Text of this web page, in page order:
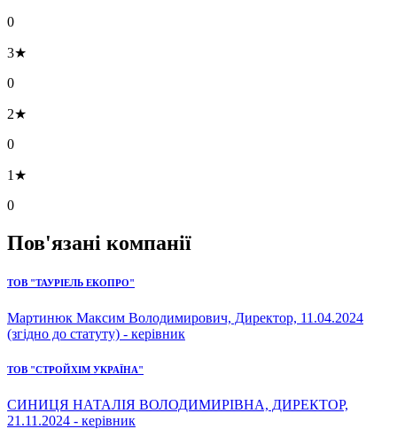
0
3★
0
2★
0
1★
0
Пов'язані компанії
ТОВ "ТАУРІЕЛЬ ЕКОПРО"
Мартинюк Максим Володимирович, Директор, 11.04.2024
(згідно до статуту) - керівник
ТОВ "СТРОЙХІМ УКРАЇНА"
СИНИЦЯ НАТАЛІЯ ВОЛОДИМИРІВНА, ДИРЕКТОР,
21.11.2024 - керівник